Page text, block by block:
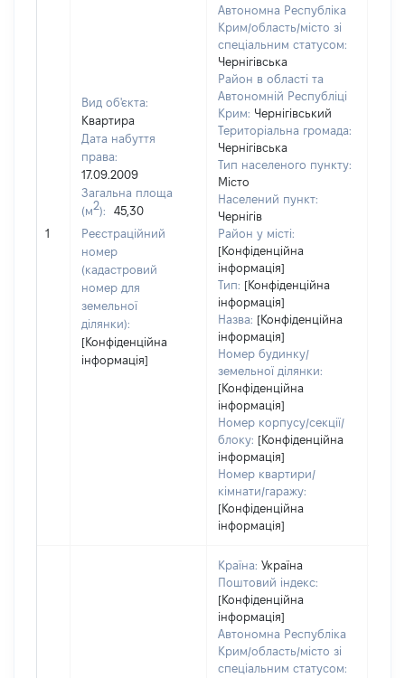
1
Вид об'єкта:
Квартира
Дата набуття
права:
17.09.2009
Загальна площа
(м2):
45,30
Реєстраційний
номер
(кадастровий
номер для
земельної
ділянки):
[Конфіденційна
інформація]
Автономна Республіка
Крим/область/місто зі
спеціальним статусом:
Чернігівська
Район в області та
Автономній Республіці
Крим: Чернігівський
Територіальна громада:
Чернігівська
Тип населеного пункту:
Місто
Населений пункт:
Чернігів
Район у місті:
[Конфіденційна
інформація]
Тип: [Конфіденційна
інформація]
Назва: [Конфіденційна
інформація]
Номер будинку/
земельної ділянки:
[Конфіденційна
інформація]
Номер корпусу/секції/
блоку: [Конфіденційна
інформація]
Номер квартири/
кімнати/гаражу:
[Конфіденційна
інформація]
Країна: Україна
Поштовий індекс:
[Конфіденційна
інформація]
Автономна Республіка
Крим/область/місто зі
спеціальним статусом: